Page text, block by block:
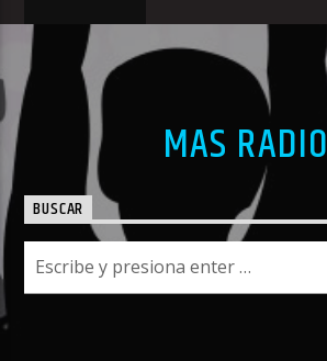
MAS RADIO
BUSCAR